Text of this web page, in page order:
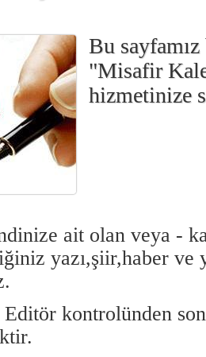
Bu
"Misafir
hizmetinize
ait olan veya -
yazı,şiir,haber ve
Editör kontrolünden